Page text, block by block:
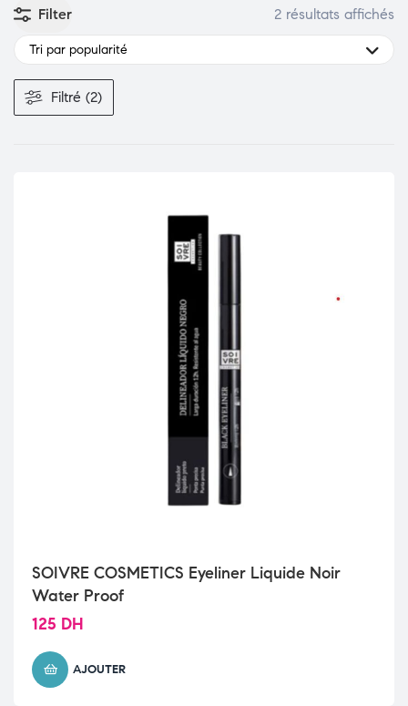
Filter 2 résultats affichés
Tri par popularité
Filtré (2)
SOIVRE COSMETICS Eyeliner Liquide Noir
Water Proof
125 DH
AJOUTER